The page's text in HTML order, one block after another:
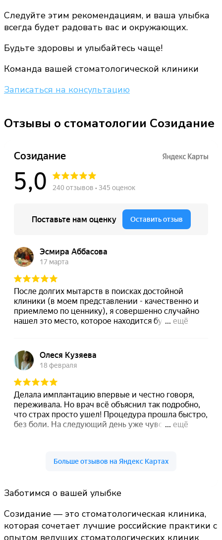
Следуйте этим рекомендациям, и ваша улыбка
всегда будет радовать вас и окружающих.
Будьте здоровы и улыбайтесь чаще!
Команда вашей стоматологической клиники
Записаться на консультацию
Отзывы о стоматологии Созидание
Заботимся о вашей улыбке
Созидание — это стоматологическая клиника,
которая сочетает лучшие российские практики с